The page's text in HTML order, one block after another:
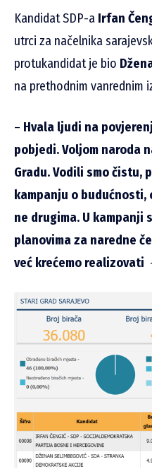
Kandidat SDP-a Irfan
utrci za načelnika
protukandidat je bio
na prethodnim vanrednim
– Hvala ljudi na
pobjedi. Voljom naroda
Gradu. Vodili smo čistu,
kampanju o budućnosti,
ne drugima. U kampanji
planovima za naredne
već krećemo realizovati